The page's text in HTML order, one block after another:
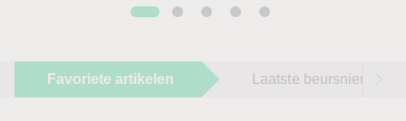
Favoriete artikelen Laatste beursnieuws